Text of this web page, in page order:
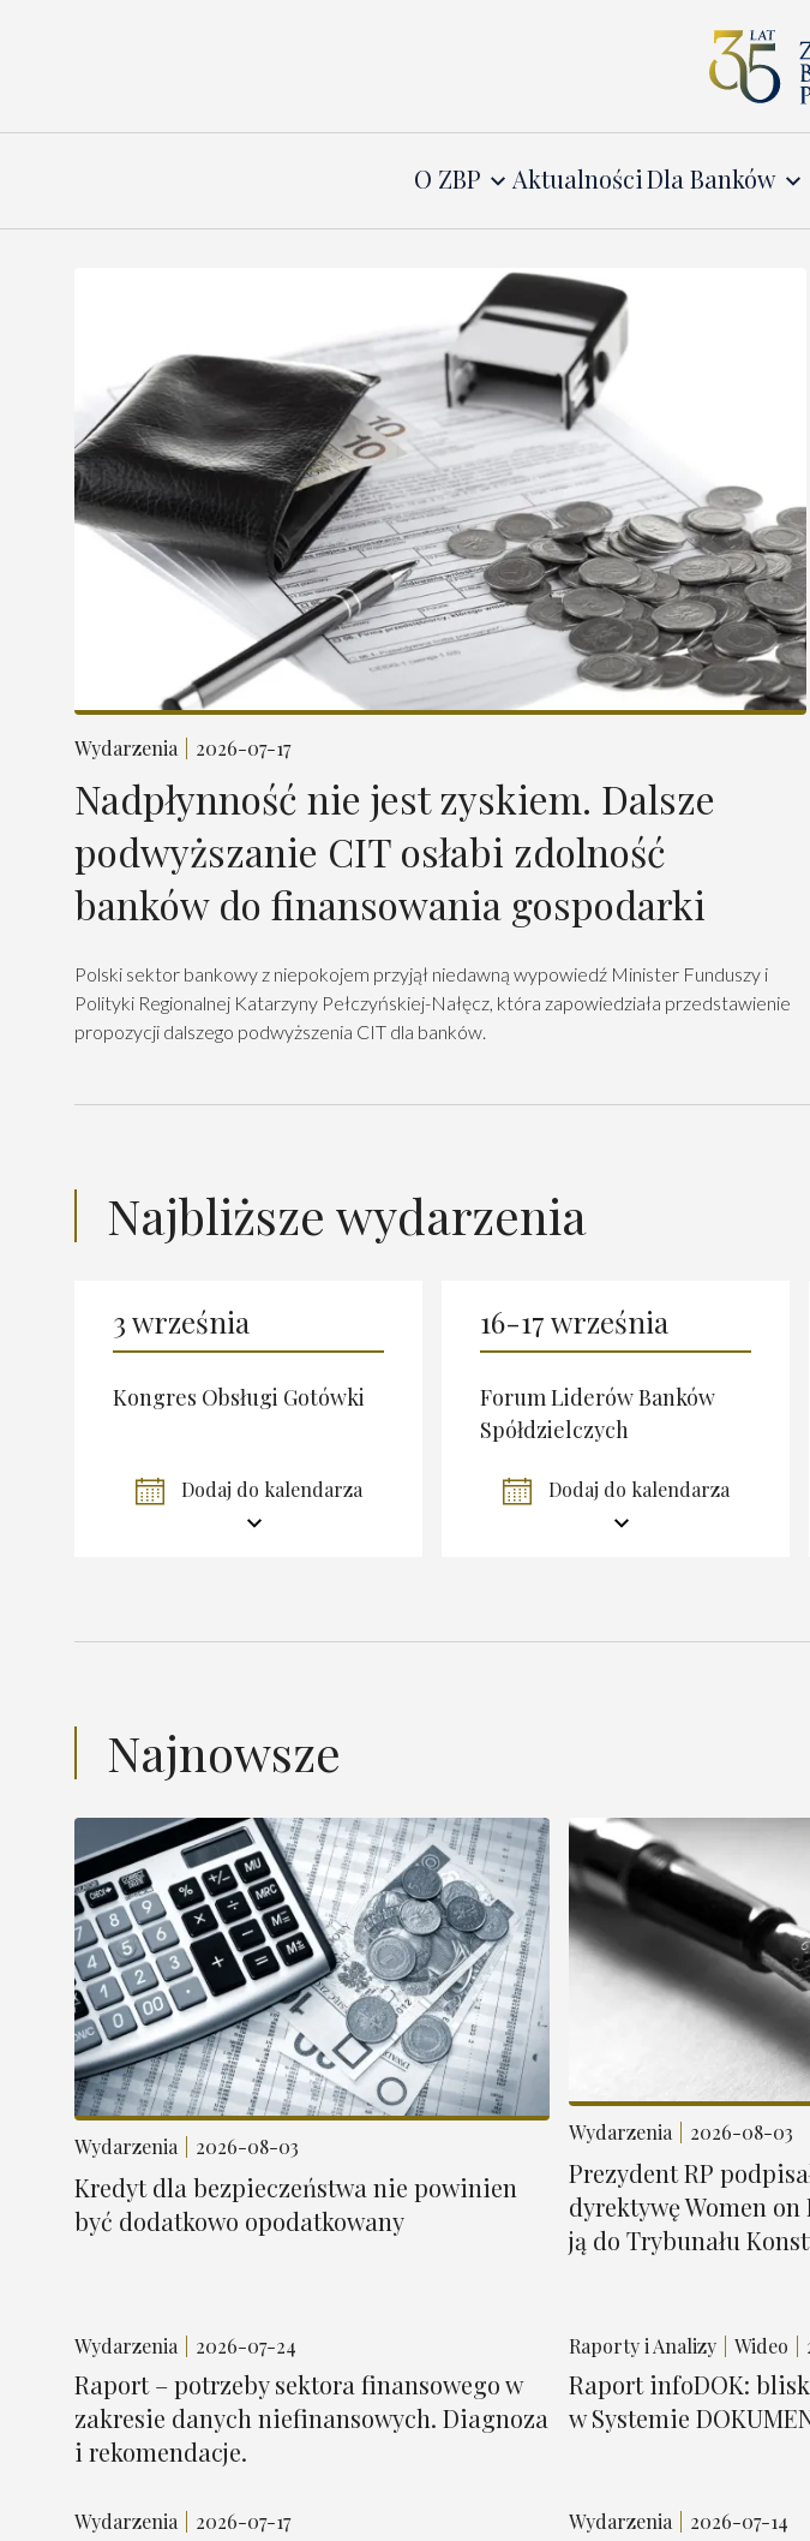
O ZBP AktualnościDla Banków
Wydarzenia 2026-07-17
Nadpłynność nie jest zyskiem. Dalsze
podwyższanie CIT osłabi zdolność
banków do finansowania gospodarki
Polski sektor bankowy z niepokojem przyjął niedawną wypowiedź Minister Funduszy i
Polityki Regionalnej Katarzyny Pełczyńskiej-Nałęcz, która zapowiedziała przedstawienie
propozycji dalszego podwyższenia CIT dla banków.
Najbliższe wydarzenia
3 września
Kongres Obsługi Gotówki
Dodaj do kalendarza
16-17 września
Forum Liderów Banków
Spółdzielczych
Dodaj do kalendarza
Najnowsze
Wydarzenia 2026-08-03
Kredyt dla bezpieczeństwa nie powinien
być dodatkowo opodatkowany
Wydarzenia 2026-08-03
Prezydent RP
dyrektywę Women on
ją do Trybunału
Wydarzenia 2026-07-24
Raport – potrzeby sektora finansowego w
zakresie danych niefinansowych. Diagnoza
i rekomendacje.
Raporty i Analizy Wideo
Raport infoDOK:
w Systemie
Wydarzenia 2026-07-17 Wydarzenia 2026-07-14